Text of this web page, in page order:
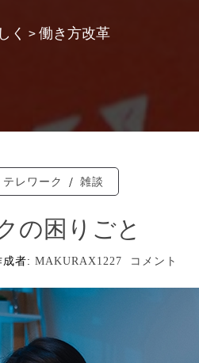
く >働き方改革
テレワーク / 雑談
の困りごと
成者:MAKURAX1227 コメント